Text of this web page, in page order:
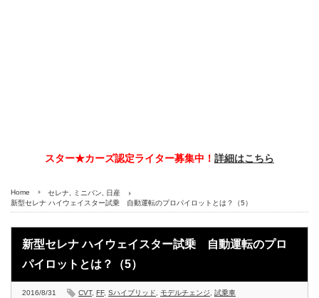
スター★カーズ認定ライター募集中！ 詳細はこちら
Home セレナ ミニバン
日産
新型セレナ ハイウェイスター試乗 自動運転のプロパイロットとは？（5）
新型セレナ ハイウェイスター試乗 自動運転のプロ
パイロットとは？（5）
2016/8/31 CVT, FF, Sハイブリッド モデルチェンジ 試乗車